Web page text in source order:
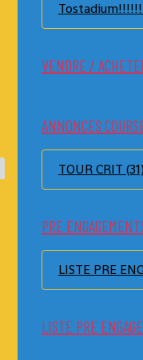
VENDRE /
ANNONCES
TOUR CRIT
PRE
LISTE PRE
LISTE PRE